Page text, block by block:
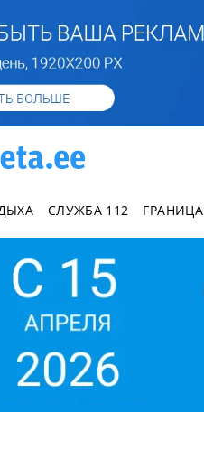
СЛУЖБА 112 ГРАНИЦА